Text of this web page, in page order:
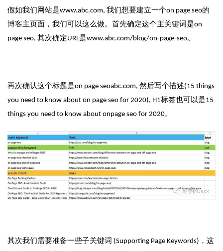
假如我们网站是www.abc.com, 我们想要建立一个on page seo的
博客主页面，我们可以这么做。首先确定这个主关键词是on
page seo, 其次确定URL是www.abc.com/blog/on-page-seo。
再次确认这个标题是on page seoabc.com, 然后写个描述(15 things
you need to know about on page seo for 2020), H1标签也可以是15
things you need to know about onpage seo for 2020。
其次我们需要准备一些子关键词 (Supporting Page Keywords)，这